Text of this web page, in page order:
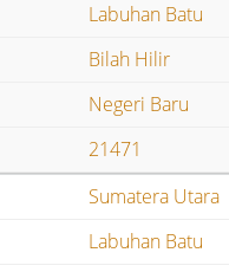
Labuhan Batu
Bilah Hilir
Negeri Baru
21471
Sumatera Utara
Labuhan Batu